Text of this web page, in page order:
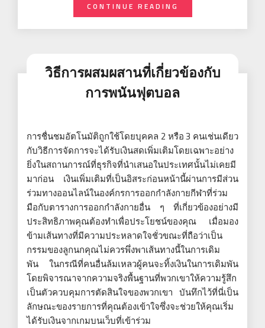
CONTINUE READING
วิธีการผสมผสานที่เกี่ยวข้องกับ
การพนันฟุตบอล
การชื่นชมอัตโนมัติถูกใช้โดยบุคคล 2 หรือ 3 คนเช่นเดียว
กับวิธีการจัดการจะได้รับเงินสดเพิ่มเติมโดยเฉพาะอย่าง
ยิ่งในสถานการณ์ที่ธุรกิจที่นำเสนอในประเทศนั้นไม่เคยมี
มาก่อน เงินเพิ่มเติมที่เป็นอิสระก่อนหน้านี้ผ่านการมีส่วน
ร่วมทางออนไลน์ในองค์กรการออกกำลังกายกีฬาที่ร่วม
มือกับตารางการออกกำลังกายอื่น ๆ ที่เกี่ยวข้องอย่างมี
ประสิทธิภาพคุณต้องทำเพื่อประโยชน์ของคุณ เมื่อมอง
ข้ามเส้นทางที่มีความประหลาดใจชั่วขณะที่ถือว่าเป็น
กรรมของลูกนกคุณไม่ควรพึ่งพาเส้นทางนี้ในการเดิม
พัน ในกรณีที่คนอื่นล้มเหลวผู้คนจะทิ้งเงินในการเดิมพัน
โดยพิจารณาจากความจริงพื้นฐานที่พวกเขาให้ความรู้สึก
เป็นตัวควบคุมการตัดสินใจของพวกเขา บันทึกไว้ที่นี่เป็น
ลักษณะของรายการที่คุณต้องเข้าใจซึ่งจะช่วยให้คุณเริ่ม
ได้รับเงินจากเกมบนเว็บที่เข้าร่วม